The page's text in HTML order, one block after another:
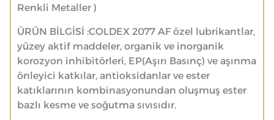
Renkli Metaller )
ÜRÜN BİLGİSİ :COLDEX 2077 AF özel lubrikantlar,
yüzey aktif maddeler, organik ve inorganik
korozyon inhibitörleri, EP(Aşırı Basınç) ve aşınma
önleyici katkılar, antioksidanlar ve ester
katıklarının kombinasyonundan oluşmuş ester
bazlı kesme ve soğutma sıvısıdır.